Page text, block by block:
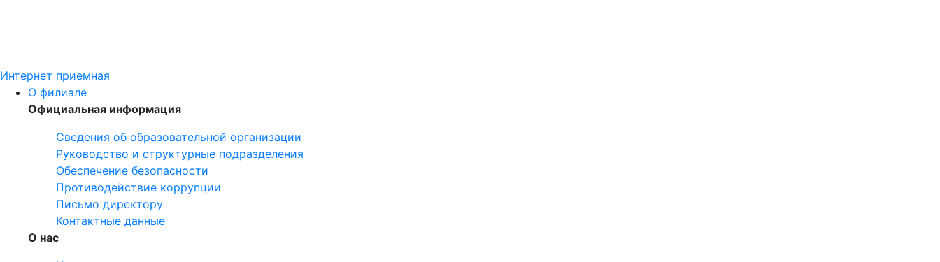
Интернет приемная
О филиале
Официальная информация
Сведения об образовательной организации
Руководство и структурные подразделения
Обеспечение безопасности
Противодействие коррупции
Письмо директору
Контактные данные
О нас